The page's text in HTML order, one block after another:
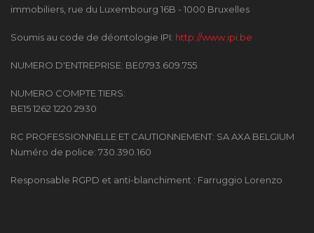
immobiliers, rue du Luxembourg 16B - 1000 Bruxelles
Soumis au code de déontologie IPI: http://www.ipi.be
NUMERO D'ENTREPRISE: BE0793.609.755
NUMERO COMPTE TIERS:
BE15 1262 1220 2930
RC PROFESSIONNELLE ET CAUTIONNEMENT: SA AXA BELGIUM
Numéro de police: 730.390.160
Responsable RGPD et anti-blanchiment : Farruggio Lorenzo